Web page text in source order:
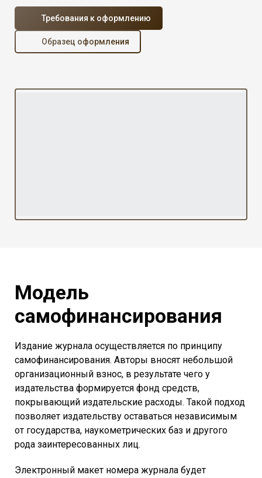
Требования к оформлению
Образец оформления
Модель
самофинансирования
Издание журнала осуществляется по принципу
самофинансирования. Авторы вносят небольшой
организационный взнос, в результате чего у
издательства формируется фонд средств,
покрывающий издательские расходы. Такой подход
позволяет издательству оставаться независимым
от государства, наукометрических баз и другого
рода заинтересованных лиц.
Электронный макет номера журнала будет